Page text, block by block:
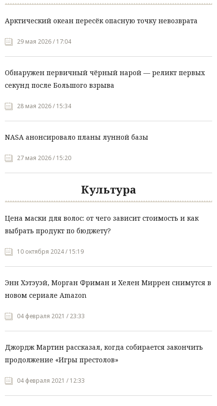
Арктический океан пересёк опасную точку невозврата
29 мая 2026 / 17:04
Обнаружен первичный чёрный нарой — реликт первых
секунд после Большого взрыва
28 мая 2026 / 15:34
NASA анонсировало планы лунной базы
27 мая 2026 / 15:20
Культура
Цена маски для волос: от чего зависит стоимость и как
выбрать продукт по бюджету?
10 октября 2024 / 15:19
Энн Хэтэуэй, Морган Фриман и Хелен Миррен снимутся в
новом сериале Amazon
04 февраля 2021 / 23:33
Джордж Мартин рассказал, когда собирается закончить
продолжение «Игры престолов»
04 февраля 2021 / 12:33